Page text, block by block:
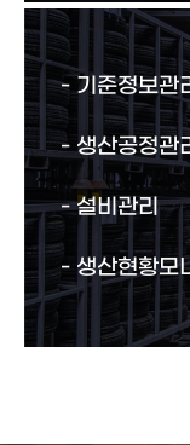
기준정보관
생산공정관
설비관리
생산현황모